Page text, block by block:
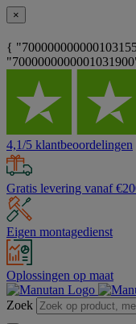
×
{
4,1/5 klantbeoordelingen
Gratis levering vanaf
Eigen montagedienst
Oplossingen op maat
Zoek